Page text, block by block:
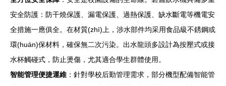
安全防護：防干燒保護、漏電保護、過熱保護、缺水斷電等機電安
全措施一應俱全。在材質(zhì)上，涉水部件均采用食品級不銹鋼或
環(huán)保材料，確保無二次污染。出水龍頭多設計為按壓式或接
水杯觸碰式，防止燙傷，尤其適合學生群體使用。
智能管理便捷運維 ：針對學校后勤管理需求，部分機型配備智能管